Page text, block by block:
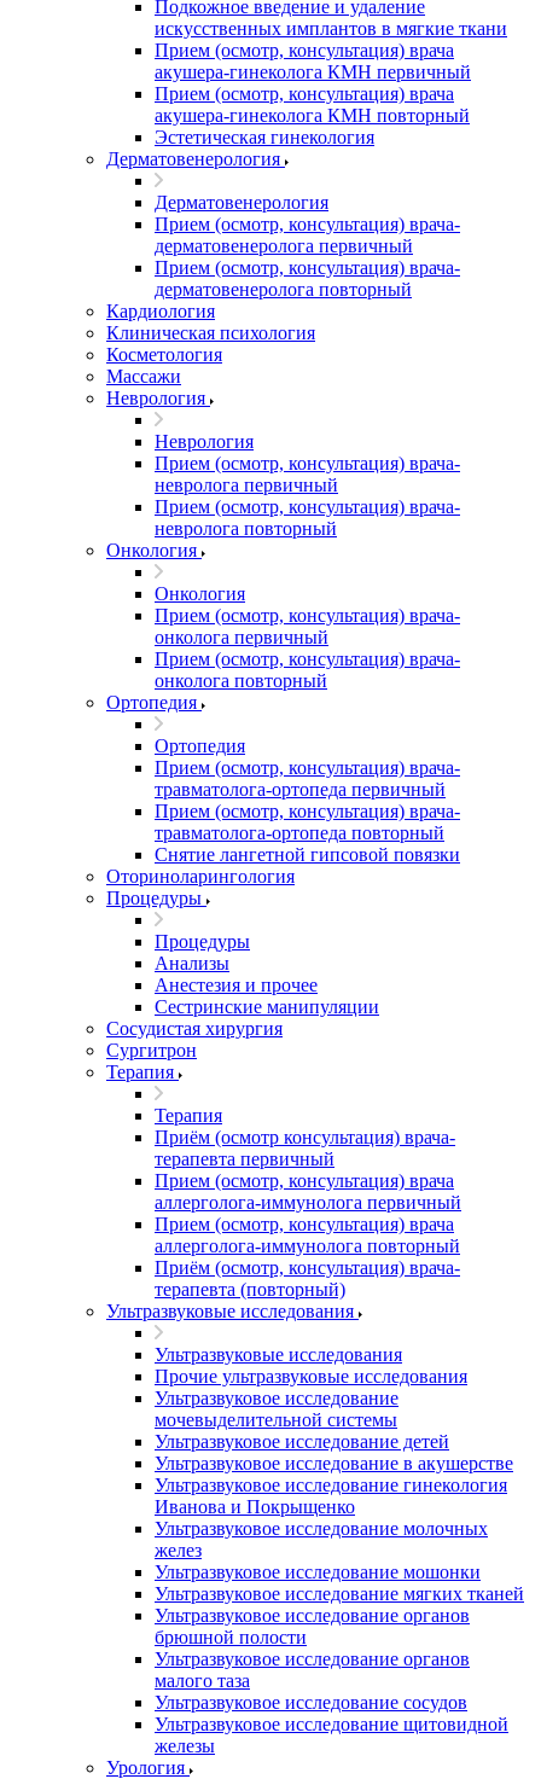
Подкожное введение и удаление
искусственных имплантов в мягкие ткани
Прием (осмотр, консультация) врача
акушера-гинеколога КМН первичный
Прием (осмотр, консультация) врача
акушера-гинеколога КМН повторный
Эстетическая гинекология
Дерматовенерология
Дерматовенерология
Прием (осмотр, консультация) врача-
дерматовенеролога первичный
Прием (осмотр, консультация) врача-
дерматовенеролога повторный
Кардиология
Клиническая психология
Косметология
Массажи
Неврология
Неврология
Прием (осмотр, консультация) врача-
невролога первичный
Прием (осмотр, консультация) врача-
невролога повторный
Онкология
Онкология
Прием (осмотр, консультация) врача-
онколога первичный
Прием (осмотр, консультация) врача-
онколога повторный
Ортопедия
Ортопедия
Прием (осмотр, консультация) врача-
травматолога-ортопеда первичный
Прием (осмотр, консультация) врача-
травматолога-ортопеда повторный
Снятие лангетной гипсовой повязки
Оториноларингология
Процедуры
Процедуры
Анализы
Анестезия и прочее
Сестринские манипуляции
Сосудистая хирургия
Сургитрон
Терапия
Терапия
Приём (осмотр консультация) врача-
терапевта первичный
Прием (осмотр, консультация) врача
аллерголога-иммунолога первичный
Прием (осмотр, консультация) врача
аллерголога-иммунолога повторный
Приём (осмотр, консультация) врача-
терапевта (повторный)
Ультразвуковые исследования
Ультразвуковые исследования
Прочие ультразвуковые исследования
Ультразвуковое исследование
мочевыделительной системы
Ультразвуковое исследование детей
Ультразвуковое исследование в акушерстве
Ультразвуковое исследование гинекология
Иванова и Покрыщенко
Ультразвуковое исследование молочных
желез
Ультразвуковое исследование мошонки
Ультразвуковое исследование мягких тканей
Ультразвуковое исследование органов
брюшной полости
Ультразвуковое исследование органов
малого таза
Ультразвуковое исследование сосудов
Ультразвуковое исследование щитовидной
железы
Урология